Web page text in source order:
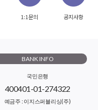
1:1문의 공지사항
BANK INFO
국민은행
400401-01-274322
예금주 : 이지스퍼블리싱(주)